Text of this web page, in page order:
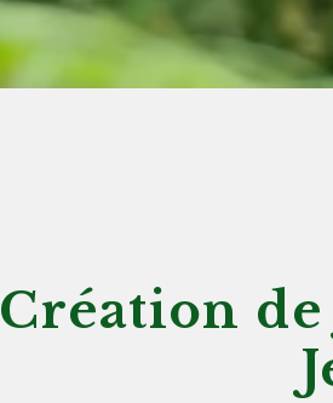
Création